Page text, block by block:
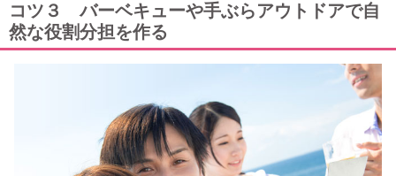
コツ３ バーベキューや手ぶらアウトドアで自
然な役割分担を作る